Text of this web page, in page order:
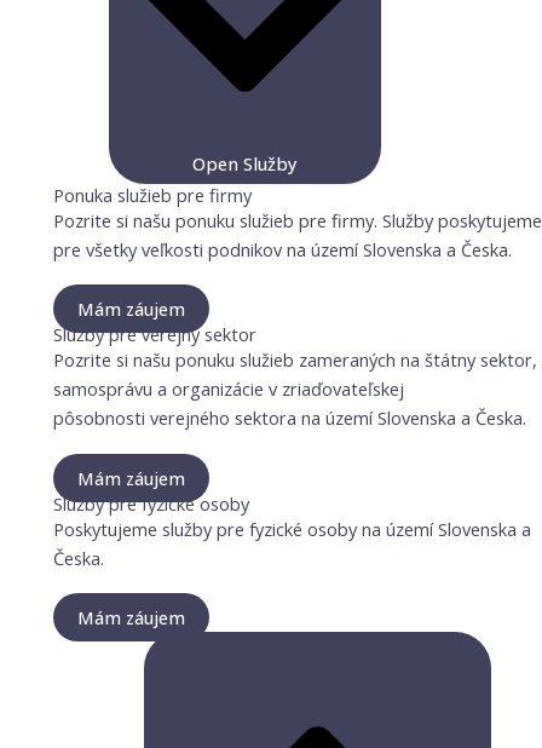
Open Služby
Ponuka služieb pre firmy
Pozrite si našu ponuku služieb pre firmy. Služby poskytujeme
pre všetky veľkosti podnikov na území Slovenska a Česka.
Mám záujem
Služby pre verejný sektor
Pozrite si našu ponuku služieb zameraných na štátny sektor,
samosprávu a organizácie v zriaďovateľskej
pôsobnosti verejného sektora na území Slovenska a Česka.
Mám záujem
Služby pre fyzické osoby
Poskytujeme služby pre fyzické osoby na území Slovenska a
Česka.
Mám záujem